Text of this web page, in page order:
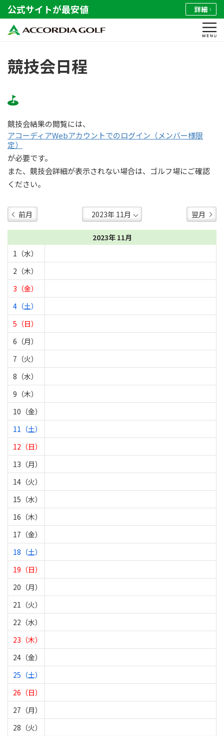
公式サイトが最安値 詳細
競技会日程
競技会結果の閲覧には、
アコーディアWebアカウントでのログイン（メンバー様限
定）
が必要です。
また、競技会詳細が表示されない場合は、ゴルフ場にご確認
ください。
前月 翌月
2023年 11月
1（水）
2（木）
3（金）
4（土）
5（日）
6（月）
7（火）
8（水）
9（木）
10（金）
11（土）
12（日）
13（月）
14（火）
15（水）
16（木）
17（金）
18（土）
19（日）
20（月）
21（火）
22（水）
23（木）
24（金）
25（土）
26（日）
27（月）
28（火）